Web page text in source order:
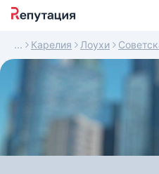
Карелия Лоухи